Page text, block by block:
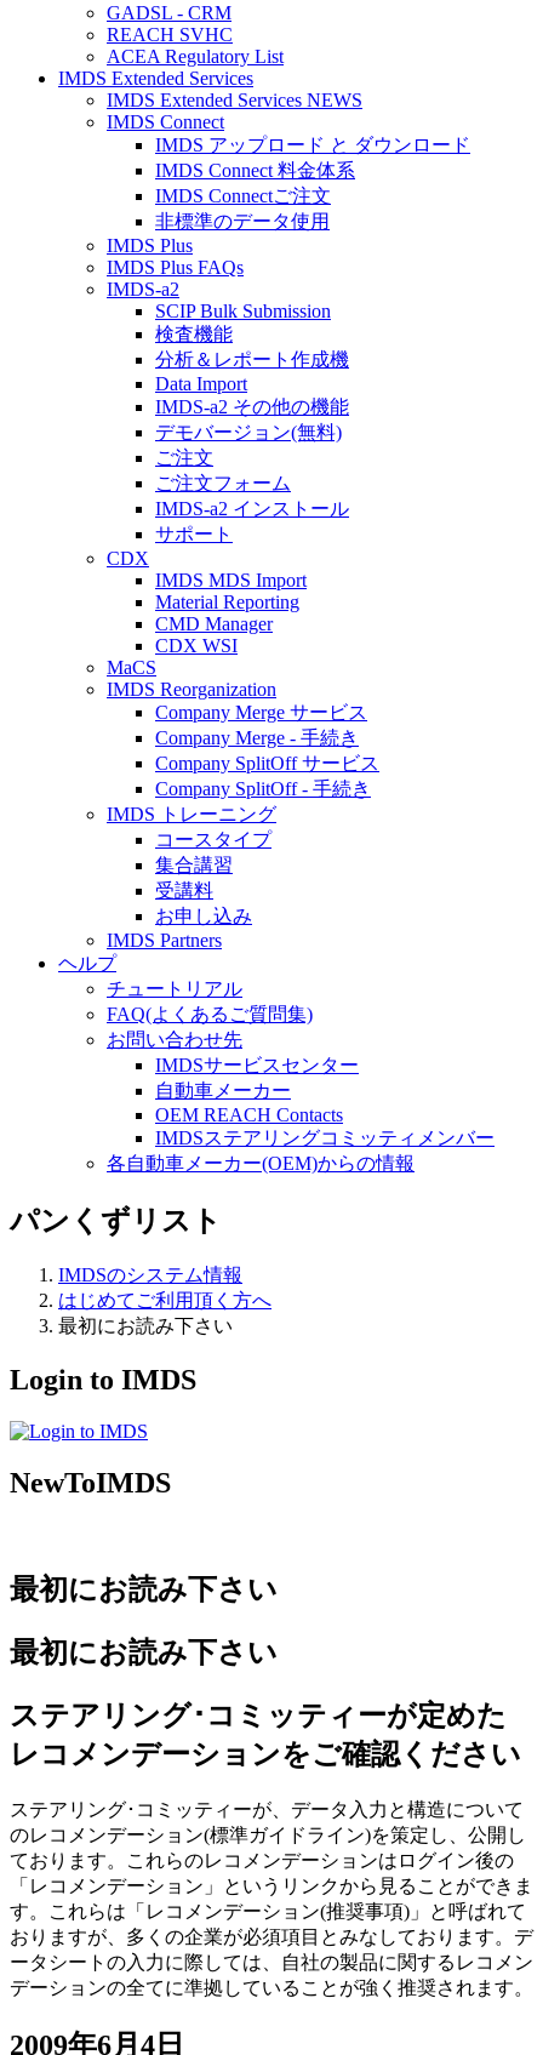
GADSL - CRM
REACH SVHC
ACEA Regulatory List
IMDS Extended Services
IMDS Extended Services NEWS
IMDS Connect
IMDS アップロード と ダウンロード
IMDS Connect 料金体系
IMDS Connectご注文
非標準のデータ使用
IMDS Plus
IMDS Plus FAQs
IMDS-a2
SCIP Bulk Submission
検査機能
分析＆レポート作成機
Data Import
IMDS-a2 その他の機能
デモバージョン(無料)
ご注文
ご注文フォーム
IMDS-a2 インストール
サポート
CDX
IMDS MDS Import
Material Reporting
CMD Manager
CDX WSI
MaCS
IMDS Reorganization
Company Merge サービス
Company Merge - 手続き
Company SplitOff サービス
Company SplitOff - 手続き
IMDS トレーニング
コースタイプ
集合講習
受講料
お申し込み
IMDS Partners
ヘルプ
チュートリアル
FAQ(よくあるご質問集)
お問い合わせ先
IMDSサービスセンター
自動車メーカー
OEM REACH Contacts
IMDSステアリングコミッティメンバー
各自動車メーカー(OEM)からの情報
パンくずリスト
IMDSのシステム情報
はじめてご利用頂く方へ
最初にお読み下さい
Login to IMDS
NewToIMDS
最初にお読み下さい
最初にお読み下さい
ステアリング･コミッティーが定めた
レコメンデーションをご確認ください
ステアリング･コミッティーが、データ入力と構造について
のレコメンデーション(標準ガイドライン)を策定し、公開し
ております。これらのレコメンデーションはログイン後の
「レコメンデーション」というリンクから見ることができま
す。これらは「レコメンデーション(推奨事項)」と呼ばれて
おりますが、多くの企業が必須項目とみなしております。デ
ータシートの入力に際しては、自社の製品に関するレコメン
デーションの全てに準拠していることが強く推奨されます。
2009年6月4日